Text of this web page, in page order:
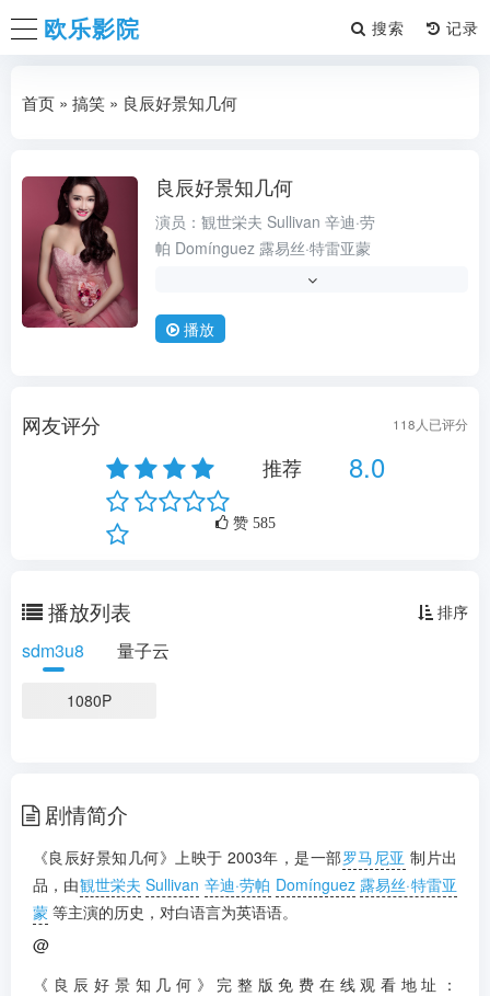
欧乐影院 搜索
首页 » 搞笑 » 良辰好景知几何
历史
良辰好景知几何
演员： 観世栄夫 Sullivan 辛迪·劳
帕 Domínguez 露易丝·特雷亚蒙
类型：,科幻
状态：1080P
年份： 2003
语言： 英语
更多
播放
网友评分 118 人已评分
推荐 8.0
赞 585
播放列表 排序
sdm3u8 量子云
1080P
剧情简介
《良辰好景知几何》上映于 2003年，是一部罗马尼亚 制片出
品，由観世栄夫 Sullivan 辛迪·劳帕 Domínguez 露易丝·特雷亚
蒙 等主演的历史，对白语言为英语语。
@
《良辰好景知几何》完整版免费在线观看地址：